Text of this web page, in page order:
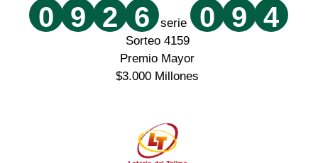
0 9 2 6 serie 0 9 4
Sorteo 4159
Premio Mayor
$3.000 Millones